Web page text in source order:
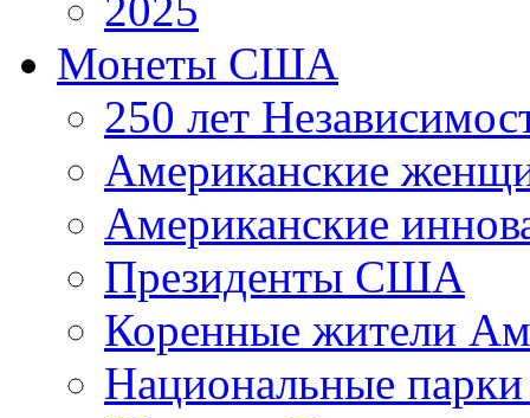
Монеты США
250 лет
Американские
Американские
Президенты США
Коренные жители
Национальные